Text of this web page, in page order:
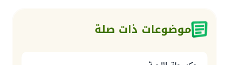
موضوعات ذات صلة